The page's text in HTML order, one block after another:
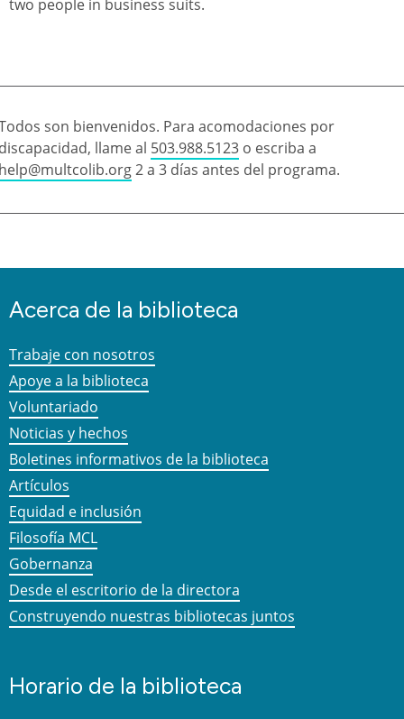
son bienvenidos. Para acomodaciones por
llame al 503.988.5123 o escriba a
2 a 3 días antes del programa.
Acerca de la biblioteca
Trabaje con nosotros
Apoye a la biblioteca
Voluntariado
Noticias y hechos
Boletines informativos de la biblioteca
Artículos
Equidad e inclusión
Filosofía MCL
Gobernanza
Desde el escritorio de la directora
Construyendo nuestras bibliotecas juntos
Horario de la biblioteca